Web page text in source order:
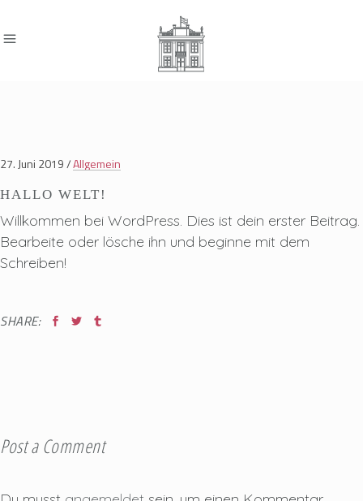
27. Juni 2019 Allgemein
HALLO WELT!
Willkommen bei WordPress. Dies ist dein erster Beitrag.
Bearbeite oder lösche ihn und beginne mit dem
Schreiben!
SHARE:
Post a Comment